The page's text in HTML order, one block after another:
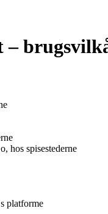
hos spisestederne
platforme